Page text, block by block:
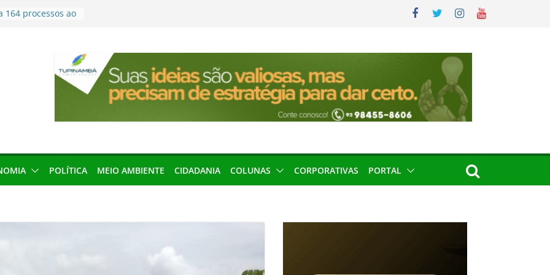
164 processos ao
por
pública
condenação e ex-
devolverá quase
para
e contábil do
POLÍTICA MEIO AMBIENTE CIDADANIA COLUNAS CORPORATIVAS PORTAL